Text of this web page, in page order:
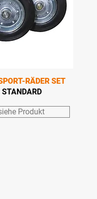
RÄDER SET
STANDARD
Produkt